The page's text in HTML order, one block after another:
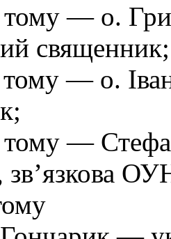
тому — о.
священник;
тому — о.
тому —
зв’язкова